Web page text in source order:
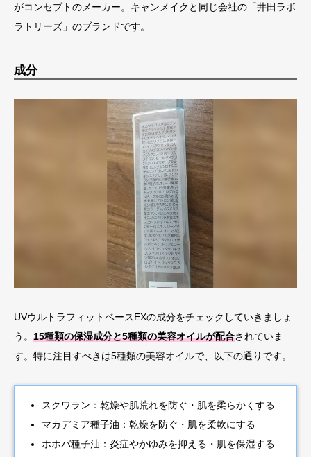
がコンセプトのメーカー。キャンメイクと同じ会社の「井田ラボ
ラトリーズ」のブランドです。
成分
UVウルトラフィットベースEXの成分をチェックしていきましょ
う。 15種類の保湿成分と5種類の美容オイルが配合されていま
す。特に注目すべきは5種類の美容オイルで、以下の通りです。
スクワラン：乾燥や肌荒れを防ぐ・肌を柔らかくする
マカデミア種子油：乾燥を防ぐ・肌を柔軟にする
ホホバ種子油：炎症やかゆみを抑える・肌を保湿する